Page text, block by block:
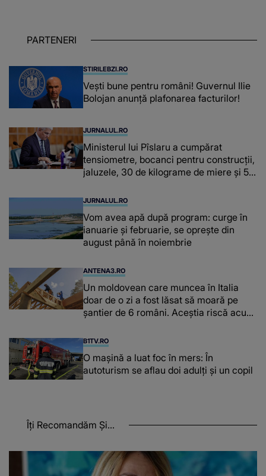
chiar și după trecerea anilor: "De
PARTENERI
STIRILEBZI.RO
Vești bune pentru români! Guvernul Ilie
Bolojan anunță plafonarea facturilor!
JURNALUL.RO
Ministerul lui Pîslaru a cumpărat
tensiometre, bocanci pentru construcții,
jaluzele, 30 de kilograme de miere și 50
JURNALUL.RO
Vom avea apă după program: curge în
ianuarie și februarie, se oprește din
august până în noiembrie
ANTENA3.RO
Un moldovean care muncea în Italia
doar de o zi a fost lăsat să moară pe
şantier de 6 români. Aceștia riscă acum
B1TV.RO
O maşină a luat foc în mers: În
autoturism se aflau doi adulți și un copil
Îți Recomandăm Și...